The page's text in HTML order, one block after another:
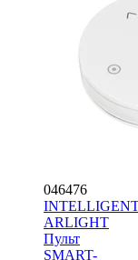
046476
ARLIGHT
Пульт
SMART-